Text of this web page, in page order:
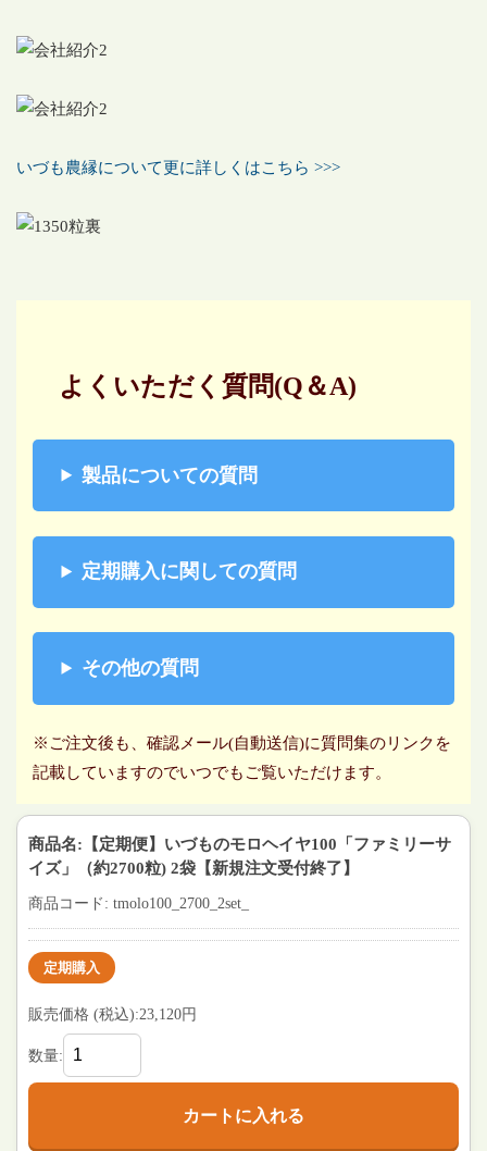
いづも農縁について更に詳しくはこちら >>>
よくいただく質問(Q＆A)
製品についての質問
定期購入に関しての質問
その他の質問
※ご注文後も、確認メール(自動送信)に質問集のリンクを
記載していますのでいつでもご覧いただけます。
商品名:【定期便】いづものモロヘイヤ100「ファミリーサ
イズ」（約2700粒) 2袋【新規注文受付終了】
商品コード: tmolo100_2700_2set_
定期購入
販売価格 (税込):23,120円
数量:
カートに入れる